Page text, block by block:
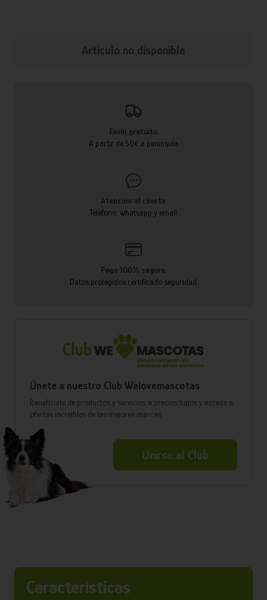
Articulo no disponible
Envío gratuito
A partir de 50€ a península
Atención al cliente
Teléfono, whatsapp y email
Pago 100% seguro
Datos protegidos certificado seguridad
Únete a nuestro Club Welovemascotas
Benefíciate de productos y servicios a precios bajos y accede a
ofertas increíbles de las mejores marcas
Unirse al Club
Características